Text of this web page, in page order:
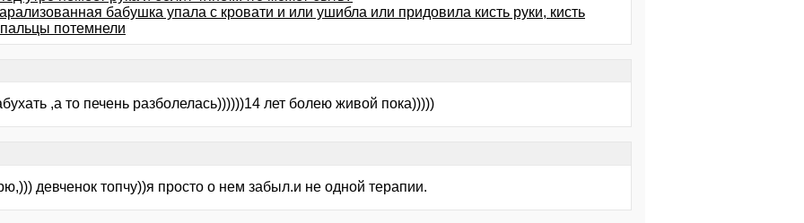
бабушка упала с кровати и или ушибла или придовила кисть руки, кисть
потемнели
,а то печень разболелась))))))14 лет болею живой пока)))))
девченок топчу))я просто о нем забыл.и не одной терапии.